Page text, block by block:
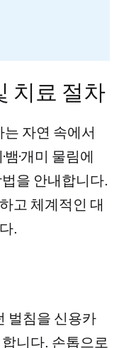
치료 절차
자연 속에서
·개미 물림에
을 안내합니다.
고 체계적인 대
.
벌침을 신용카
니다. 손톱으로